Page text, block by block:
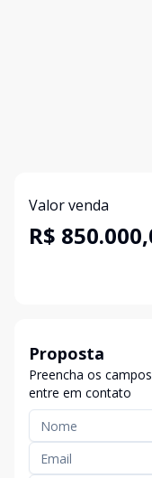
Valor venda
R$
Proposta
Preencha os
entre em contato